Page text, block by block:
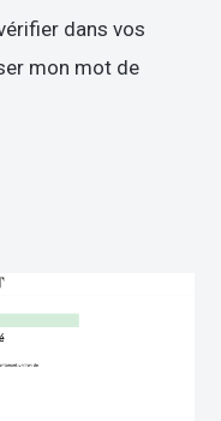
dans vos
mon mot de